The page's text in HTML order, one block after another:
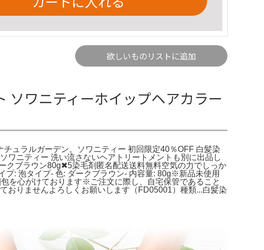
欲しいものリストに追加
ソワニティーホイップヘアカラー
ュラルガーデン。ソワニティー 初回限定40％OFF 白髪染
ワニティー 洗い流さないヘアトリートメントも別に出品し
クブラウン80g✖5染毛剤匿名配送送料無料空気の力でしっか
: 泡タイプ- 色: ダークブラウン- 内容量: 80g※新品未使用
を心がけております※ご注文に際し、自宅保管であること
おりませんよろしくお願いします（FD05001）種類...白髪染